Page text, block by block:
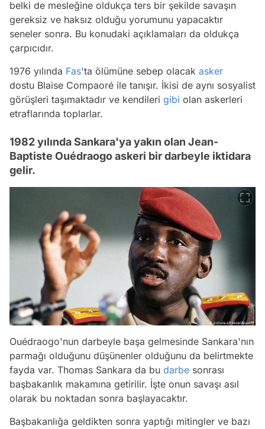
belki de mesleğine oldukça ters bir şekilde savaşın
gereksiz ve haksız olduğu yorumunu yapacaktır
seneler sonra. Bu konudaki açıklamaları da oldukça
çarpıcıdır.
1976 yılında Fas'ta ölümüne sebep olacak asker
dostu Blaise Compaoré ile tanışır. İkisi de aynı sosyalist
görüşleri taşımaktadır ve kendileri gibi olan askerleri
etraflarında toplarlar.
1982 yılında Sankara'ya yakın olan Jean-
Baptiste Ouédraogo askeri bir darbeyle iktidara
gelir.
Ouédraogo'nun darbeyle başa gelmesinde Sankara'nın
parmağı olduğunu düşünenler olduğunu da belirtmekte
fayda var. Thomas Sankara da bu darbe sonrası
başbakanlık makamına getirilir. İşte onun savaşı asıl
olarak bu noktadan sonra başlayacaktır.
Başbakanlığa geldikten sonra yaptığı mitingler ve bazı